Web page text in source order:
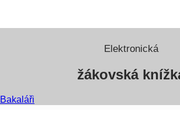
Elektronická
žákovská
Bakaláři